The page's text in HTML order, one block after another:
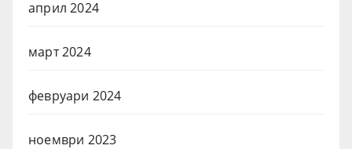
април 2024
март 2024
февруари 2024
ноември 2023